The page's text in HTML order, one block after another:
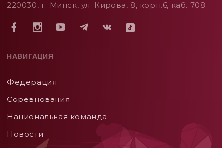
220030, г. Минск, ул. Кирова, 8, корп.6, каб. 708.
НАВИГАЦИЯ
Федерация
Соревнования
Национальная команда
Новости